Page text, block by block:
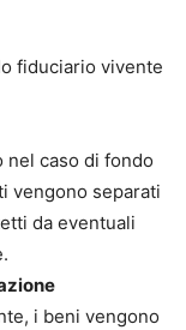
fiduciario vivente
nel caso di fondo
vengono separati
da eventuali
i beni vengono